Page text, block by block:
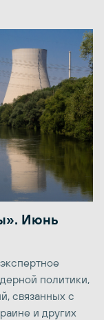
Июнь
политики,
связанных с
и других